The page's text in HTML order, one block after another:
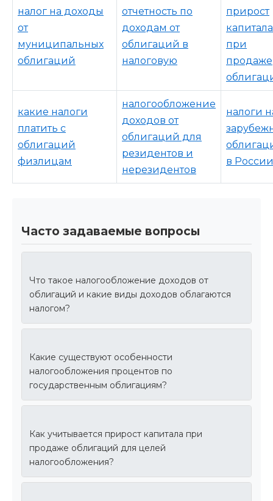
налог на доходы
от
муниципальных
облигаций
отчетность по
доходам от
облигаций в
налоговую
прирост
капитала
при
продаже
какие налоги
платить с
облигаций
физлицам
налогообложение
доходов от
облигаций для
резидентов и
нерезидентов
налоги
в России
Часто задаваемые вопросы
Что такое налогообложение доходов от
облигаций и какие виды доходов облагаются
налогом?
Какие существуют особенности
налогообложения процентов по
государственным облигациям?
Как учитывается прирост капитала при
продаже облигаций для целей
налогообложения?